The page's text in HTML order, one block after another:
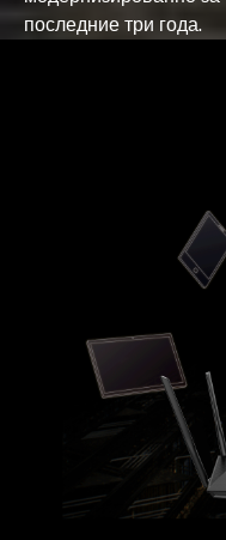
последние три года.